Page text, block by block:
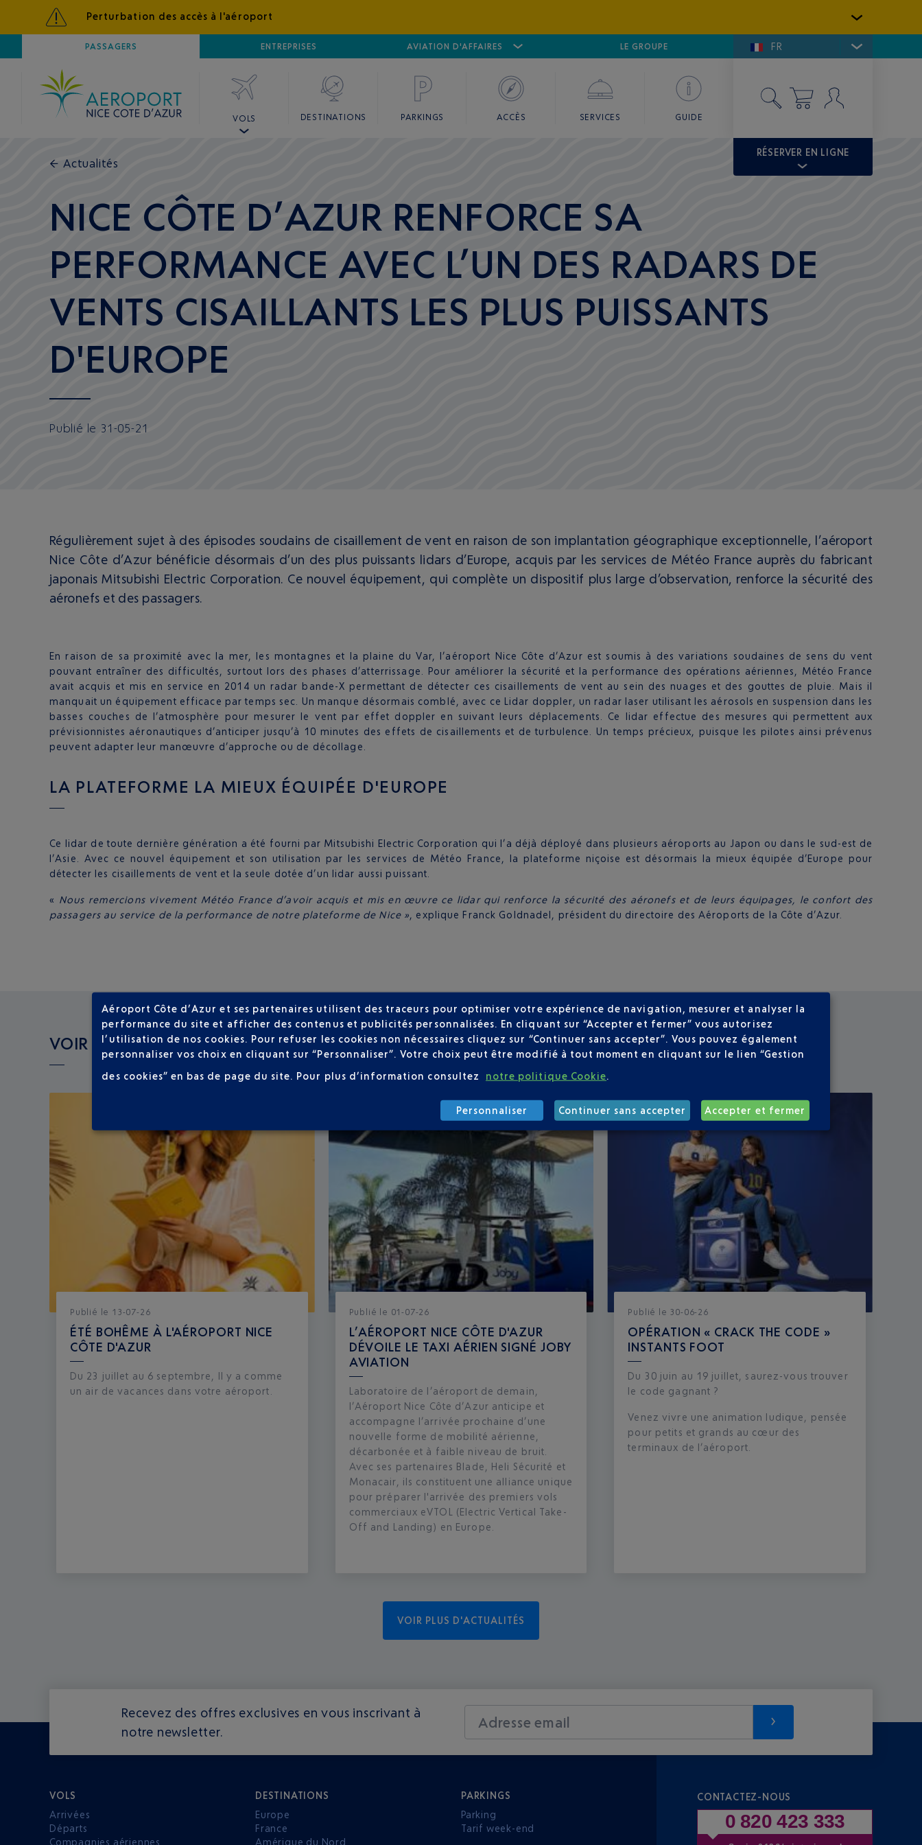
Perturbation des accès à l'aéroport
PASSAGERS ENTREPRISES AVIATION D'AFFAIRES
AÉROPORTNICE CÔTE D'AZUR AÉROPORT CANNES MANDELIEU GOLFE DE SAINT-TROPEZ
LE GROUPE FR
VOLS DESTINATIONS PARKINGS ACCÈS SERVICES GUIDE
RÉSERVER EN LIGNE
← Actualités
NICE CÔTE D’AZUR RENFORCE SA
PERFORMANCE AVEC L’UN DES RADARS DE
VENTS CISAILLANTS LES PLUS PUISSANTS
D'EUROPE
Publié le 31-05-21
Régulièrement sujet à des épisodes soudains de cisaillement de vent en raison de son implantation géographique exceptionnelle, l’aéroport
Nice Côte d’Azur bénéficie désormais d’un des plus puissants lidars d’Europe, acquis par les services de Météo France auprès du fabricant
japonais Mitsubishi Electric Corporation. Ce nouvel équipement, qui complète un dispositif plus large d’observation, renforce la sécurité des
aéronefs et des passagers.
En raison de sa proximité avec la mer, les montagnes et la plaine du Var, l’aéroport Nice Côte d’Azur est soumis à des variations soudaines de sens du vent
pouvant entraîner des difficultés, surtout lors des phases d’atterrissage. Pour améliorer la sécurité et la performance des opérations aériennes, Météo France
avait acquis et mis en service en 2014 un radar bande-X permettant de détecter ces cisaillements de vent au sein des nuages et des gouttes de pluie. Mais il
manquait un équipement efficace par temps sec. Un manque désormais comblé, avec ce Lidar doppler, un radar laser utilisant les aérosols en suspension dans les
basses couches de l’atmosphère pour mesurer le vent par effet doppler en suivant leurs déplacements. Ce lidar effectue des mesures qui permettent aux
prévisionnistes aéronautiques d’anticiper jusqu’à 10 minutes des effets de cisaillements et de turbulence. Un temps précieux, puisque les pilotes ainsi prévenus
peuvent adapter leur manœuvre d’approche ou de décollage.
LA PLATEFORME LA MIEUX ÉQUIPÉE D'EUROPE
Ce lidar de toute dernière génération a été fourni par Mitsubishi Electric Corporation qui l’a déjà déployé dans plusieurs aéroports au Japon ou dans le sud-est de
l’Asie. Avec ce nouvel équipement et son utilisation par les services de Météo France, la plateforme niçoise est désormais la mieux équipée d’Europe pour
détecter les cisaillements de vent et la seule dotée d’un lidar aussi puissant.
« Nous remercions vivement Météo France d’avoir acquis et mis en œuvre ce lidar qui renforce la sécurité des aéronefs et de leurs équipages, le confort des
passagers au service de la performance de notre plateforme de Nice », explique Franck Goldnadel, président du directoire des Aéroports de la Côte d’Azur.
VOIR LES AUTRES ACTUALITÉS
Publié le 13-07-26
ÉTÉ BOHÊME À L'AÉROPORT NICE
CÔTE D'AZUR
Du 23 juillet au 6 septembre, Il y a comme
un air de vacances dans votre aéroport.
Publié le 01-07-26
L’AÉROPORT NICE CÔTE D'AZUR
DÉVOILE LE TAXI AÉRIEN SIGNÉ JOBY
AVIATION
Laboratoire de l’aéroport de demain,
l’Aéroport Nice Côte d’Azur anticipe et
accompagne l’arrivée prochaine d’une
nouvelle forme de mobilité aérienne,
décarbonée et à faible niveau de bruit.
Avec ses partenaires Blade, Heli Sécurité et
Monacair, ils constituent une alliance unique
pour préparer l'arrivée des premiers vols
commerciaux eVTOL (Electric Vertical Take-
Off and Landing) en Europe.
Publié le 30-06-26
OPÉRATION « CRACK THE CODE »
INSTANTS FOOT
Du 30 juin au 19 juillet, saurez-vous trouver
le code gagnant ?
Venez vivre une animation ludique, pensée
pour petits et grands au cœur des
terminaux de l’aéroport.
VOIR PLUS D'ACTUALITÉS
Recevez des offres exclusives en vous inscrivant à
notre newsletter.
Adresse email
VOLS
Arrivées
Départs
Compagnies aériennes
DESTINATIONS
Europe
France
Amérique du Nord
PARKINGS
Parking
Tarif week-end
CONTACTEZ-NOUS
0 820 423 333
Aéroport Côte d’Azur et ses partenaires utilisent des traceurs pour optimiser votre expérience de navigation, mesurer et analyser la
performance du site et afficher des contenus et publicités personnalisées. En cliquant sur “Accepter et fermer” vous autorisez
l’utilisation de nos cookies. Pour refuser les cookies non nécessaires cliquez sur “Continuer sans accepter”. Vous pouvez également
personnaliser vos choix en cliquant sur “Personnaliser”. Votre choix peut être modifié à tout moment en cliquant sur le lien “Gestion
des cookies” en bas de page du site. Pour plus d’information consultez notre politique Cookie
Personnaliser Continuer sans accepter Accepter et fermer